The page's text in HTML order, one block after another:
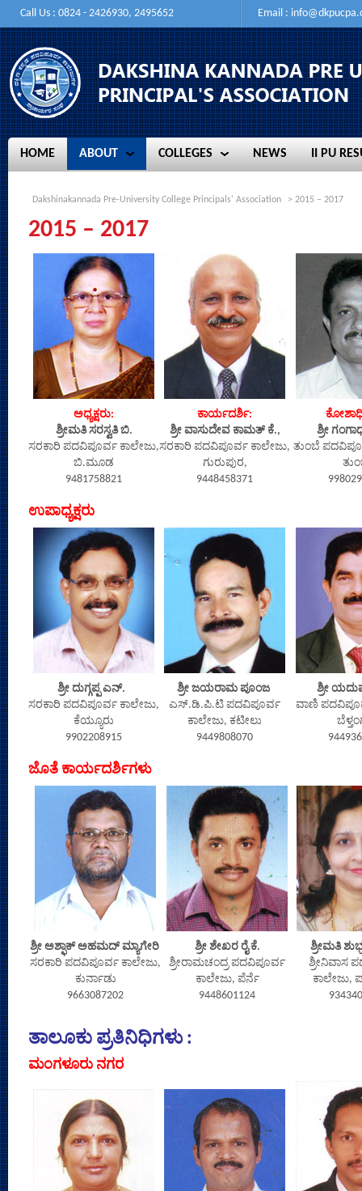
Call Us : 0824 - 2426930, 2495652 Email :
HOME
HOME
ABOUT
ABOUT
COLLEGES
COLLEGES
NEWS
NEWS
II PU
II PU
Dakshinakannada Pre-University College Principals' Association > 2015 – 2017
2015 – 2017
ಅಧ್ಯಕ್ಷರು:
ಶ್ರೀಮತಿ ಸರಸ್ವತಿ ಬಿ.
ಸರಕಾರಿ ಪದವಿಪೂರ್ವ ಕಾಲೇಜು,
ಬಿ.ಮೂಡ
9481758821
ಕಾರ್ಯದರ್ಶಿ:
ಶ್ರೀ ವಾಸುದೇವ ಕಾಮತ್ ಕೆ.,
ಸರಕಾರಿ ಪದವಿಪೂರ್ವ ಕಾಲೇಜು,
ಗುರುಪುರ,
9448458371
ಶ್ರೀ
ತುಂಬೆ
ಉಪಾಧ್ಯಕ್ಷರು
ಶ್ರೀ ದುಗ್ಗಪ್ಪ ಎನ್.
ಸರಕಾರಿ ಪದವಿಪೂರ್ವ ಕಾಲೇಜು,
ಕೆಯ್ಯೂರು
9902208915
ಶ್ರೀ ಜಯರಾಮ ಪೂಂಜ
ಎಸ್.ಡಿ.ಪಿ.ಟಿ ಪದವಿಪೂರ್ವ
ಕಾಲೇಜು, ಕಟೀಲು
9449808070
ಶ್ರೀ
ವಾಣಿ
ಜೊತೆ ಕಾರ್ಯದರ್ಶಿಗಳು
ಶ್ರೀ ಅಶ್ಫಾಕ್ ಅಹಮದ್ ಮ್ಯಾಗೇರಿ
ಸರಕಾರಿ ಪದವಿಪೂರ್ವ ಕಾಲೇಜು,
ಕುರ್ನಾಡು
9663087202
ಶ್ರೀ ಶೇಖರ ರೈ ಕೆ.
ಶ್ರೀರಾಮಚಂದ್ರ ಪದವಿಪೂರ್ವ
ಕಾಲೇಜು, ಪೆರ್ನೆ
9448601124
ಶ್ರೀಮತಿ
ಶ್ರೀನಿವಾಸ
ಕಾಲೇಜು,
ತಾಲೂಕು ಪ್ರತಿನಿಧಿಗಳು :
ಮಂಗಳೂರು ನಗರ